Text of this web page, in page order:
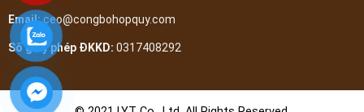
Email:ceo@congbohopquy.com
Số giấy phép ĐKKD: 0317408292